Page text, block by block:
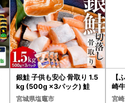
銀鮭 子供も安心 骨取り 1.5
kg (500g ×3パック) 鮭
宮城県塩竈市
【
崎
-VO
宮